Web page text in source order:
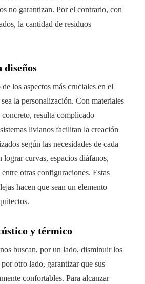
no garantizan. Por el contrario, con
la cantidad de residuos
los aspectos más cruciales en el
la personalización. Con materiales
resulta complicado
livianos facilitan la creación
según las necesidades de cada
lograr curvas, espacios diáfanos,
otras configuraciones. Estas
hacen que sean un elemento
y térmico
buscan, por un lado, disminuir los
otro lado, garantizar que sus
confortables. Para alcanzar